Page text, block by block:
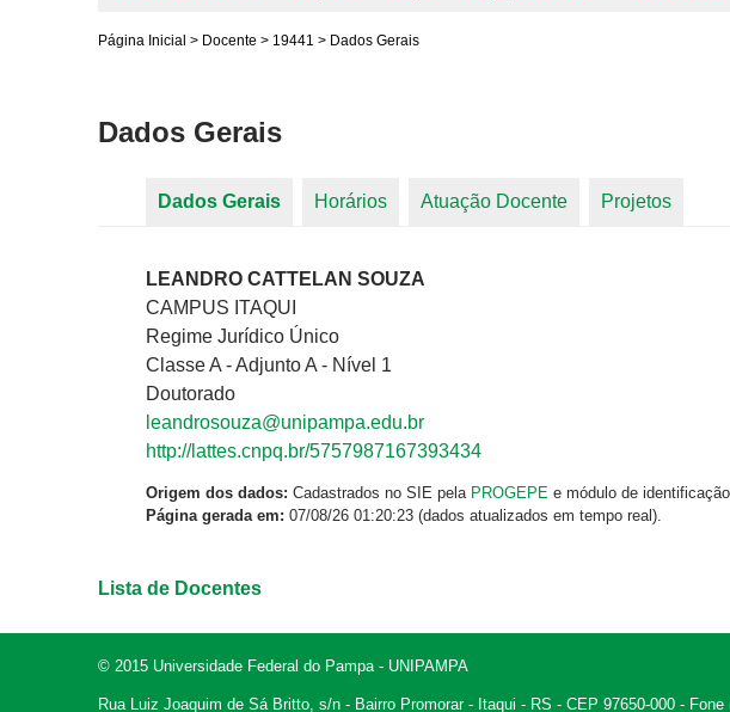
Página Inicial > Docente > 19441 > Dados Gerais
Dados Gerais
Dados Gerais (aba ativa)
Horários Atuação Docente Projetos
LEANDRO CATTELAN SOUZA
CAMPUS ITAQUI
Regime Jurídico Único
Classe A - Adjunto A - Nível 1
Doutorado
leandrosouza@unipampa.edu.br
http://lattes.cnpq.br/5757987167393434
Origem dos dados: Cadastrados no SIE pela PROGEPE e módulo de
Página gerada em: 07/08/26 01:20:23 (dados atualizados em tempo real).
Lista de Docentes
© 2015 Universidade Federal do Pampa - UNIPAMPA
Rua Luiz Joaquim de Sá Britto, s/n - Bairro Promorar - Itaqui - RS - CEP 97650-000 - Fone